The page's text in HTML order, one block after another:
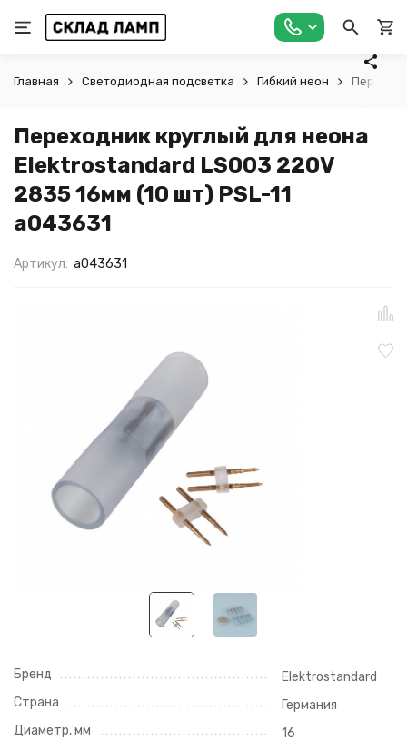
Главная Светодиодная подсветка Гибкий неон
Переходник круглый для неона
Elektrostandard LS003 220V
2835 16мм (10 шт) PSL-11
a043631
Артикул: a043631
Бренд
Elektrostandard
Страна
Германия
Диаметр, мм
16